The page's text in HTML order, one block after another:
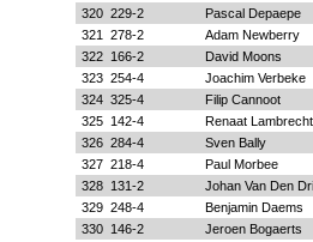
320 229-2
Pascal Depaepe
321
278-2
Adam Newberry
322 166-2
David Moons
323 254-4
Joachim Verbeke
324 325-4
Filip Cannoot
325 142-4
Renaat Lambrecht
326 284-4
Sven Bally
327 218-4
Paul Morbee
328 131-2
Johan Van Den
329 248-4
Benjamin Daems
330 146-2
Jeroen Bogaerts